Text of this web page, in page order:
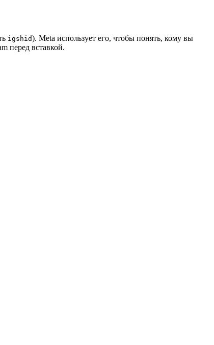
igshid). Meta использует его, чтобы понять, кому вы
перед вставкой.